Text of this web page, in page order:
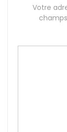
Votre